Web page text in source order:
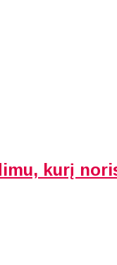
kurį